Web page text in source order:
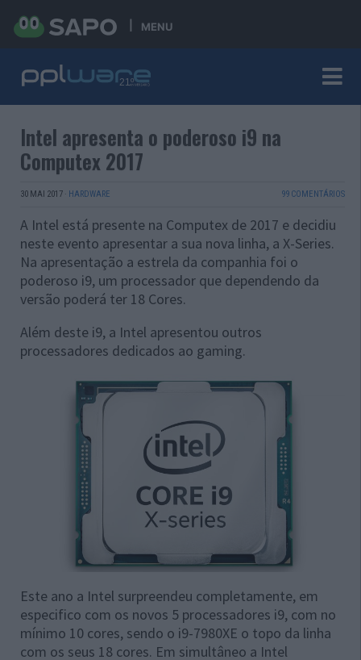
MENU
Intel apresenta o poderoso i9 na
Computex 2017
30 MAI 2017 · HARDWARE 99 COMENTÁRIOS
A Intel está presente na Computex de 2017 e decidiu
neste evento apresentar a sua nova linha, a X-Series.
Na apresentação a estrela da companhia foi o
poderoso i9, um processador que dependendo da
versão poderá ter 18 Cores.
Além deste i9, a Intel apresentou outros
processadores dedicados ao gaming.
Este ano a Intel surpreendeu completamente, em
especifico com os novos 5 processadores i9, com no
mínimo 10 cores, sendo o i9-7980XE o topo da linha
com os seus 18 cores. Em simultâneo a Intel